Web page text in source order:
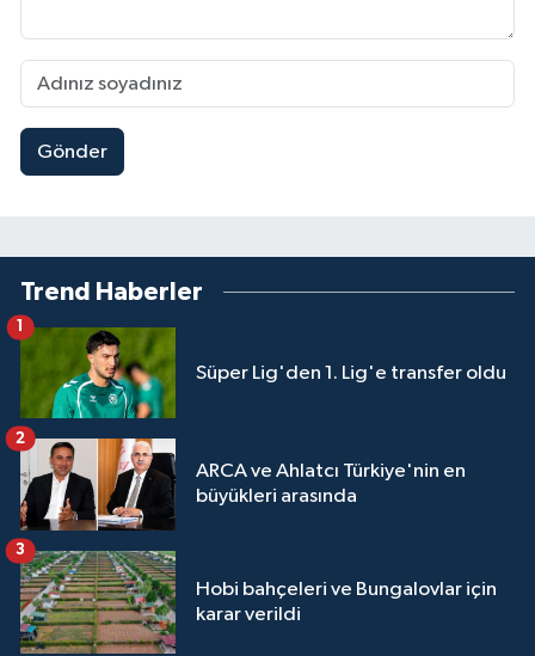
Gönder
Trend Haberler
Süper Lig'den 1. Lig'e transfer oldu
1
ARCA ve Ahlatcı Türkiye'nin en
büyükleri arasında
2
Hobi bahçeleri ve Bungalovlar için
karar verildi
3